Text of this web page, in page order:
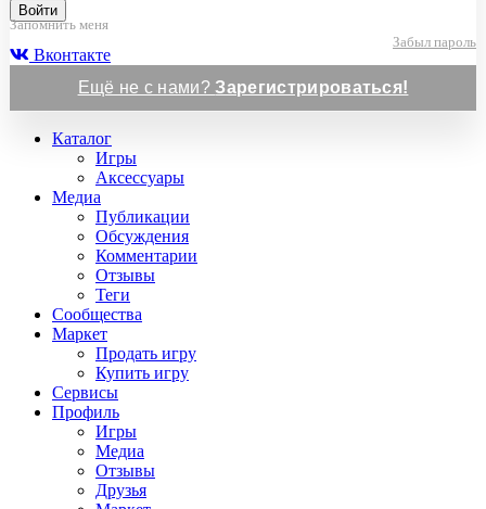
Войти
Запомнить меня
Забыл пароль
Вконтакте
Ещё не с нами?Зарегистрироваться!
Каталог
Игры
Аксессуары
Медиа
Публикации
Обсуждения
Комментарии
Отзывы
Теги
Сообщества
Маркет
Продать игру
Купить игру
Сервисы
Профиль
Игры
Медиа
Отзывы
Друзья